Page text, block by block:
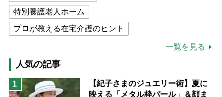
特別養護老人ホーム
プロが教える在宅介護のヒント
高木ブー
ケアマネジャー
猫が母になつきません
一覧を見る
人気の記事
1
【紀子さまのジュエリー術】夏に
映える「メタル枠パール」＆顔ま